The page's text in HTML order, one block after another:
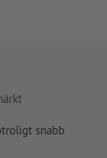
snabb